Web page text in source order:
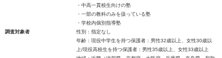
・中高一貫校生向けの塾
・一部の教科のみを扱っている塾
・学校内個別指導塾
調査対象者
性別：指定なし
年齢：現役中学生を持つ保護者：男性32歳以上、女性30歳以
上/現役高校生を持つ保護者：男性35歳以上、女性33歳以上